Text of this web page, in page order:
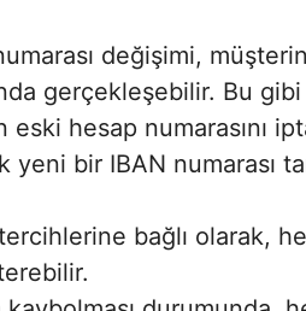
değişimi,
gerçekleşebilir. Bu
hesap numarasını
yeni bir IBAN numarası
bağlı olarak,